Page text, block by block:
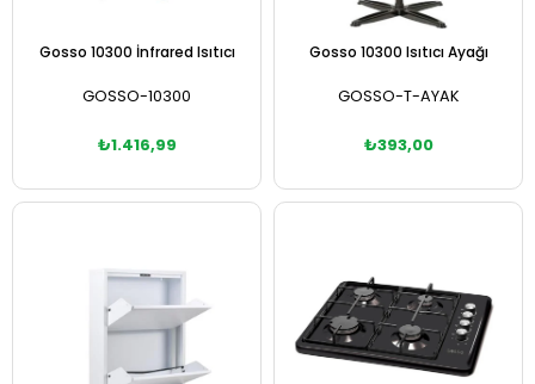
Gosso 10300 İnfrared Isıtıcı
GOSSO-10300
₺1.416,99
Gosso 10300 Isıtıcı Ayağı
GOSSO-T-AYAK
₺393,00